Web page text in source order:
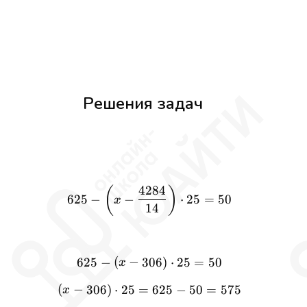
Решения задач
625 - \left(x -
625 − ( x −
14
4284 ) ⋅ 25 = 50
625 - (x - 306) \cdot 25 = 50
625 − (x − 306) ⋅ 25 = 50
(x - 306) \cdot 25 = 625 -
(x − 306) ⋅ 25 = 625 − 50 = 575